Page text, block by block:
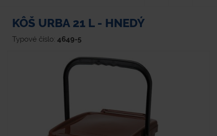
KÔŠ URBA 21 L - HNEDÝ
Typové číslo: 4649-5